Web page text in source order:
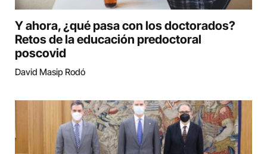
Y ahora, ¿qué pasa con los doctorados?
Retos de la educación predoctoral
poscovid
David Masip Rodó